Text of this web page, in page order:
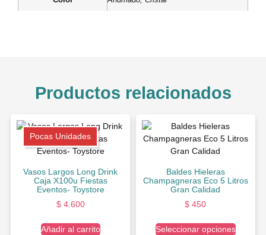
Productos relacionados
Pocas Unidades
Vasos Largos Long Drink
Caja X100u Fiestas
Eventos- Toystore
$4.600
Añadir al carrito
Baldes Hieleras
Champagneras Eco 5 Litros
Gran Calidad
$ 450
Seleccionar opciones